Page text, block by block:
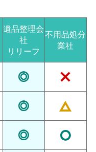
遺品整理会
社
リリーフ
不用品処分
業社